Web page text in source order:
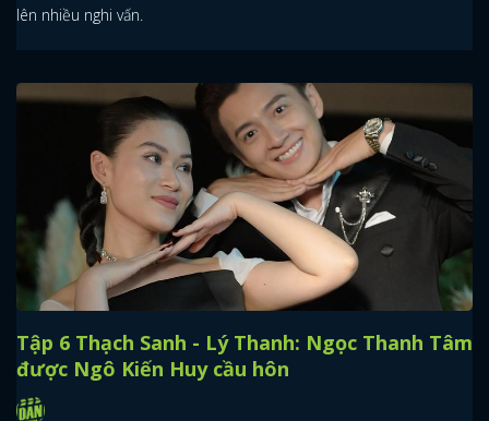
lên nhiều nghi vấn.
Tập 6 Thạch Sanh - Lý Thanh: Ngọc Thanh Tâm
được Ngô Kiến Huy cầu hôn